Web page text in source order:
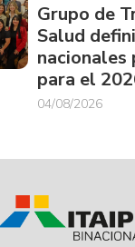
Grupo de
Salud
para el
04/08/2026